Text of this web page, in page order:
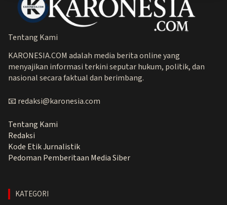
Tentang Kami
KARONESIA.COM adalah media berita online yang
menyajikan informasi terkini seputar hukum, politik, dan
nasional secara faktual dan berimbang.
📧 redaksi@karonesia.com
Tentang Kami
Redaksi
Kode Etik Jurnalistik
Pedoman Pemberitaan Media Siber
KATEGORI